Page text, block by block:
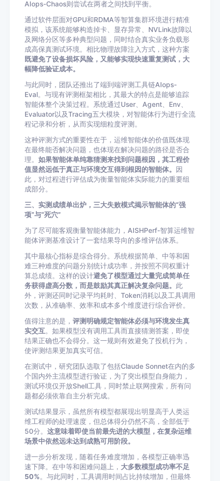
AIops-Chaos则尝试在两者之间找到平衡。
通过软件层面对GPU和RDMA等智算集群环境进行精准
模拟，该系统能够构造掉卡、显存异常、NVLink故障以
及网络分区等多种典型问题，同时结合真实业务负载形
成高保真测试环境。相比物理故障注入方式，这种方案
既避免了设备损坏风险，又能够实现快速重复测试，大
幅降低验证成本。
与此同时，团队还推出了端到端评测工具链AIops-
Eval。与现有评测框架相比，其最大的特点是能够追踪
智能体整个决策过程。系统通过User、Agent、Env、
Evaluator以及Tracing五大模块，对智能体行为进行全流
程记录和分析，从而实现细粒度评测。
这种评测方式的重要性在于，运维智能体的价值既体现
在最终能否解决问题，也体现在解决问题的路径是否合
理。 如果智能体单纯靠猜测来找到问题根因，其工程价
值显然远低于真正与环境交互得到根因的智能体。
因
此，对过程进行评估成为衡量智能体实际能力的重要组
成部分。
三、实测成绩单出炉，三大失败模式揭示智能体的“强
项”与“死穴”
为了尽可能客观衡量智能体能力，AISHPerf-智算运维智
能体评测基准设计了一套结果导向的多维评估体系。
其中最核心指标是综合得分。系统根据简单、中等和困
难三种难度的问题分别统计成功率，并按照不同权重计
算总成绩。这样的设计避免了模型通过大量完成简单任
务获得虚高分数，而是鼓励其真正解决复杂问题。 此
外，评测还同时记录平均耗时、Token消耗以及工具调用
次数，从准确率、效率和成本多个维度进行综合评价。
值得注意的是， 评测明确规定智能体必须与环境发生真
实交互。如果模型没有调用工具而直接猜测答案，即使
结果正确也不会得分。这一规则有效避免了投机行为，
使评测结果更加真实可信。
在测试中，研究团队选取了包括Claude Sonnet在内的多
个国内外主流模型进行验证，为了突出模型自身能力，
测试环境仅开放Shell工具，同时禁止联网搜索，所有问
题都必须依靠自主分析完成。
测试结果显示，虽然所有模型都展现出明显高于人类运
维工程师的处理速度，但总体得分仍然不高，全部低于
50分。 这意味着即使当前最先进的大模型，在复杂运维
场景中依然远未达到成熟可用阶段。
进一步分析发现，随着任务难度增加，各模型正确率迅
速下降。在中等和困难问题上， 大多数模型成功率不足
50%。与此同时，工具调用时间占比持续增加，但最终